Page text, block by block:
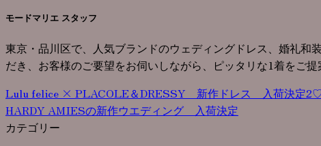
モードマリエ スタッフ
東京・品川区で、人気ブランドのウェディングドレス、婚礼
だき、お客様のご要望をお伺いしながら、ピッタリな1着をご
Lulu felice × PLACOLE＆DRESSY 新作ドレス 入荷決定
HARDY AMIESの新作ウエディング 入荷決定
カテゴリー